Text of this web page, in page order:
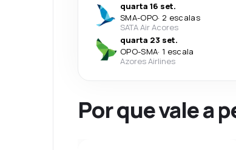
quarta 16 set.
SMA-OPO· 2 escalas
SATA Air Acores
quarta 23 set.
OPO-SMA· 1 escala
Azores Airlines
Por que vale a